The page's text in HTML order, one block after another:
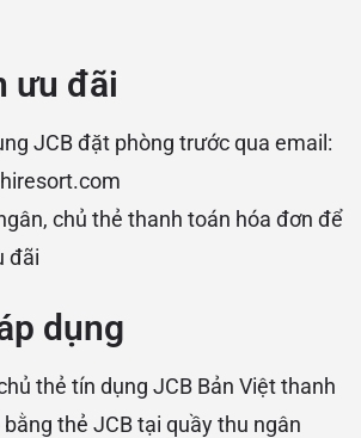
ưu đãi
JCB đặt phòng trước qua email:
chủ thẻ thanh toán hóa đơn để
đãi
dụng
thẻ tín dụng JCB Bản Việt thanh
thẻ JCB tại quầy thu ngân